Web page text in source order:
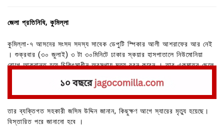
জেলা প্রতিনিধি, কুমিল্লা
কুমিল্লা-৭ আসনের সংসদ সদস্য সাবেক ডেপুটি স্পিকার আলী আশরাফের আর নেই
। শুক্রবার (৩০ জুলাই) ৩ টা ৩০মিনিটে ঢাকার স্কয়ার হাসপাতালে নিউমোনিয়া
রোগে আক্রান্ত হয়ে চিকিৎসাধীন অবস্থায় মৃত্যু বরন করেন । তার একমাত্র ছেলে
তার ব্যক্তিগত সহকারী জসিম উদ্দিন জানান, কিছুক্ষণ আগে স্যারের মৃত্যু হয়েছে।
বিস্তারিত পরে জানানো হবে ।